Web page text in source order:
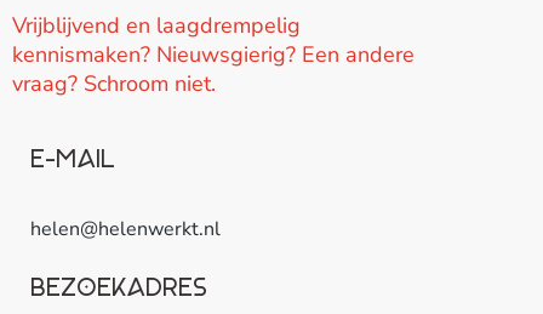
Vrijblijvend en laagdrempelig
kennismaken? Nieuwsgierig? Een andere
vraag? Schroom niet.
E-mail
helen@helenwerkt.nl
Bezoekadres